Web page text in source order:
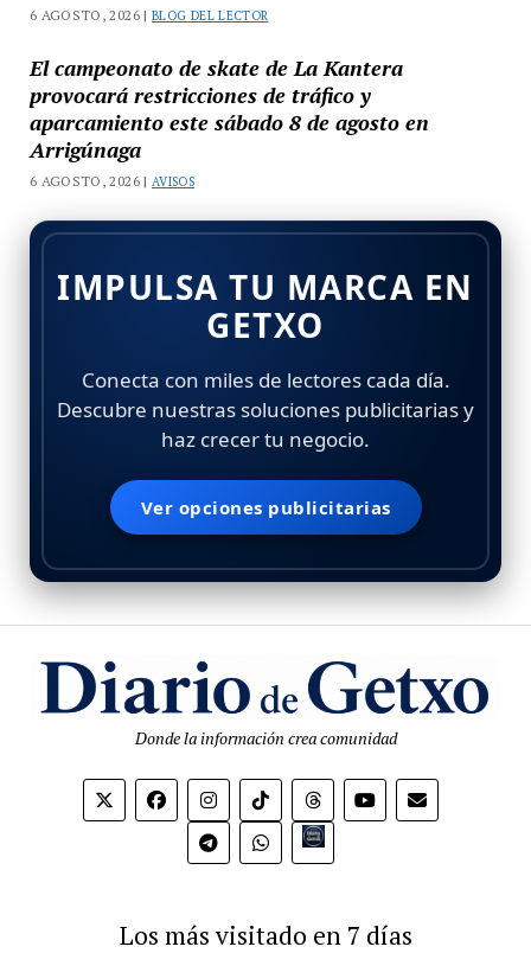
6 AGOSTO, 2026 |BLOG DEL LECTOR
El campeonato de skate de La Kantera
provocará restricciones de tráfico y
aparcamiento este sábado 8 de agosto en
Arrigúnaga
6 AGOSTO, 2026 |AVISOS
IMPULSA TU MARCA EN
GETXO
Conecta con miles de lectores cada día.
Descubre nuestras soluciones publicitarias y
haz crecer tu negocio.
Ver opciones publicitarias
Donde la información crea comunidad
Bio.link
Los más visitado en 7 días